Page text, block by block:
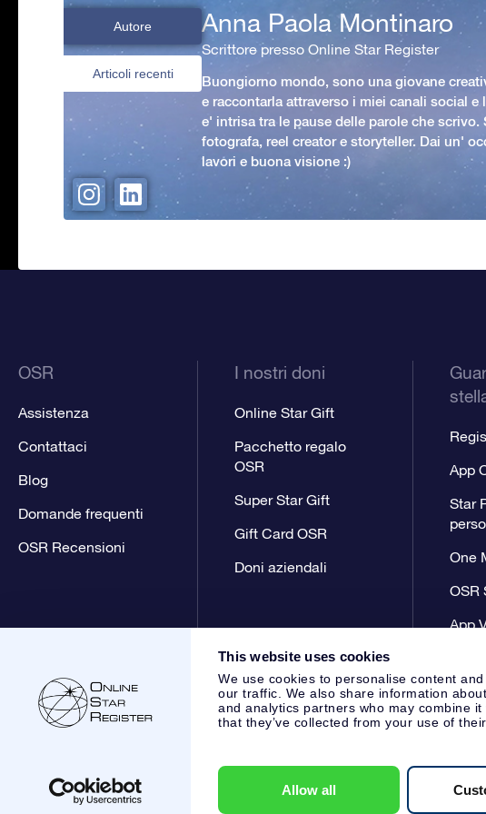
This website uses cookies
We use cookies to personalise content
our traffic. We also share information
and analytics partners who may combine
that they’ve collected from your use of
Allow all
Autore
Articoli recenti
Anna Paola Montinaro
Scrittore presso Online Star Register
Buongiorno mondo, sono una giovane
e raccontarla attraverso i miei canali social e
e' intrisa tra le pause delle parole che scrivo.
fotografa, reel creator e storyteller. Dai un'
lavori e buona visione :)
OSR
Assistenza
Contattaci
Blog
Domande frequenti
OSR Recensioni
I nostri doni
Online Star Gift
Pacchetto regalo
OSR
Super Star Gift
Gift Card OSR
Doni aziendali
App
Star
One
OSR
App
Servizio Clienti:help@osr.org KVK: 60333553, VAT: NL 8538.62.722B01